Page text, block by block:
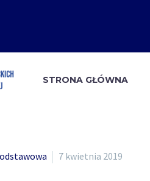
STRONA GŁÓWNA
7 kwietnia 2019